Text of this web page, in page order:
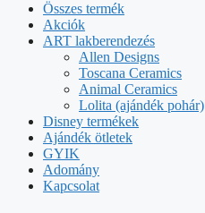
Összes termék
Akciók
ART lakberendezés
Allen Designs
Toscana Ceramics
Animal Ceramics
Lolita (ajándék pohár)
Disney termékek
Ajándék ötletek
GYIK
Adomány
Kapcsolat